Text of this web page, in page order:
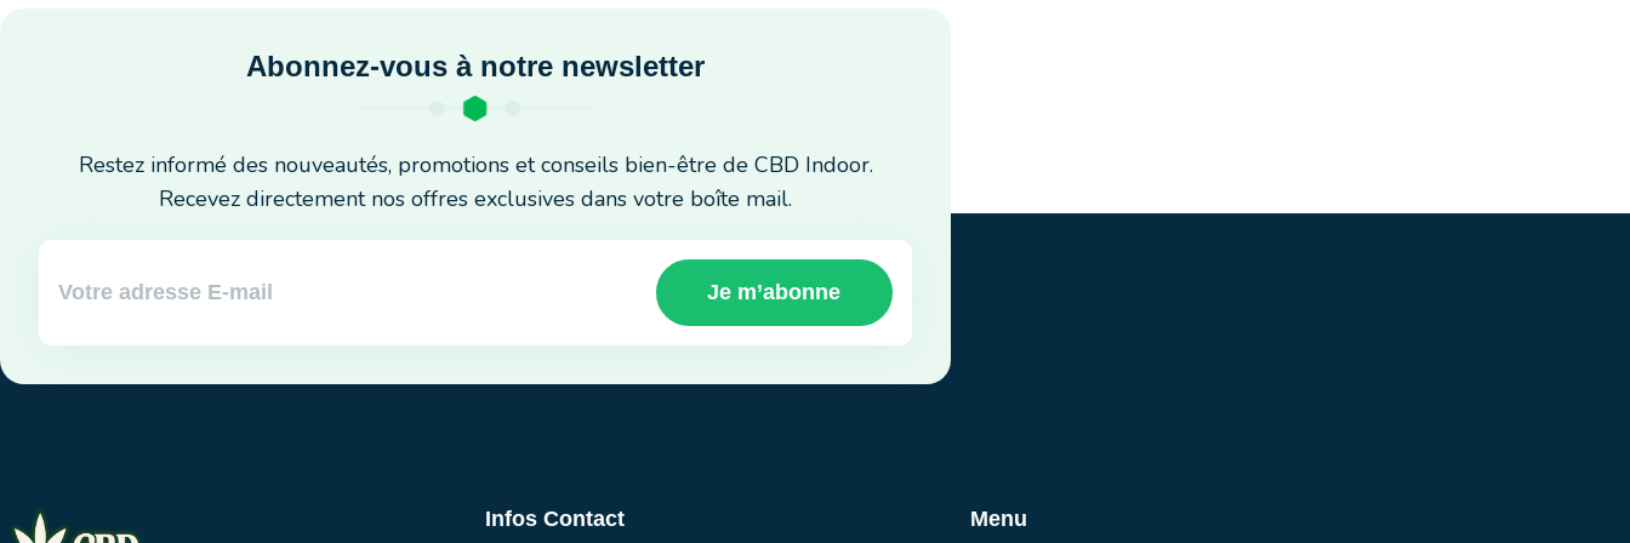
Abonnez-vous à notre newsletter
Restez informé des nouveautés, promotions et conseils bien-être de CBD Indoor.
Recevez directement nos offres exclusives dans votre boîte mail.
Je m’abonne
Infos Contact Menu